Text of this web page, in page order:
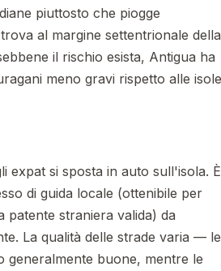
piuttosto che piogge
al margine settentrionale della
il rischio esista, Antigua ha
meno gravi rispetto alle isole
expat si sposta in auto sull'isola. È
di guida locale (ottenibile per
patente straniera valida) da
La qualità delle strade varia — le
generalmente buone, mentre le